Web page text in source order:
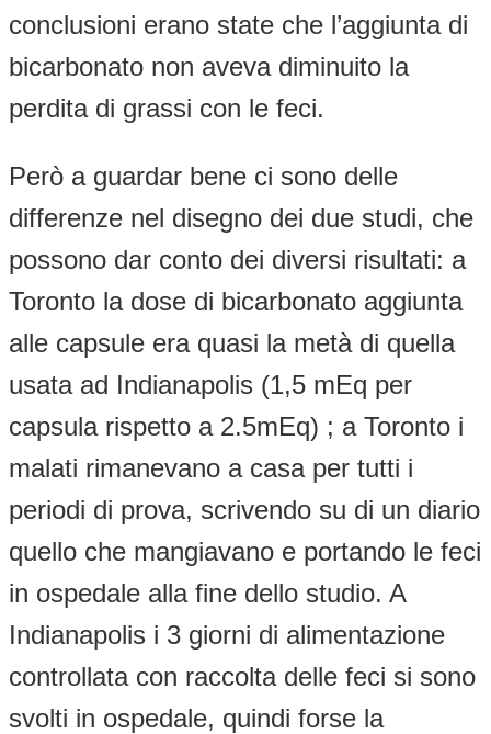
conclusioni erano state che l’aggiunta di
bicarbonato non aveva diminuito la
perdita di grassi con le feci.
Però a guardar bene ci sono delle
differenze nel disegno dei due studi, che
possono dar conto dei diversi risultati: a
Toronto la dose di bicarbonato aggiunta
alle capsule era quasi la metà di quella
usata ad Indianapolis (1,5 mEq per
capsula rispetto a 2.5mEq) ; a Toronto i
malati rimanevano a casa per tutti i
periodi di prova, scrivendo su di un diario
quello che mangiavano e portando le feci
in ospedale alla fine dello studio. A
Indianapolis i 3 giorni di alimentazione
controllata con raccolta delle feci si sono
svolti in ospedale, quindi forse la